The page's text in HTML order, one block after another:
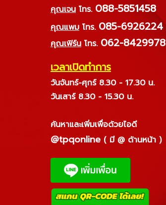
คุณเจน โทร. 088-5851458
คุณแพม โทร. 085-6926224
คุณเฟิร์น โทร. 062-8429978
เวลาเปิดทำการ
วันจันทร์-ศุกร์ 8.30 - 17.30 น.
วันเสาร์ 8.30 - 15.30 น.
ค้นหาและเพิ่มเพื่อด้วยไอดี
@tpqonline ( มี @ ด้านหน้า )